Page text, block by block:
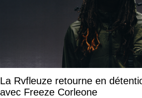
La Rvfleuze retourne en
avec Freeze Corleone